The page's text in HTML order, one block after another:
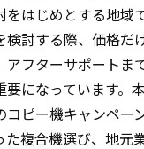
をはじめとする地域
検討する際、価格だ
アフターサポートま
要になっています。
ピー機キャンペー
た複合機選び、地元